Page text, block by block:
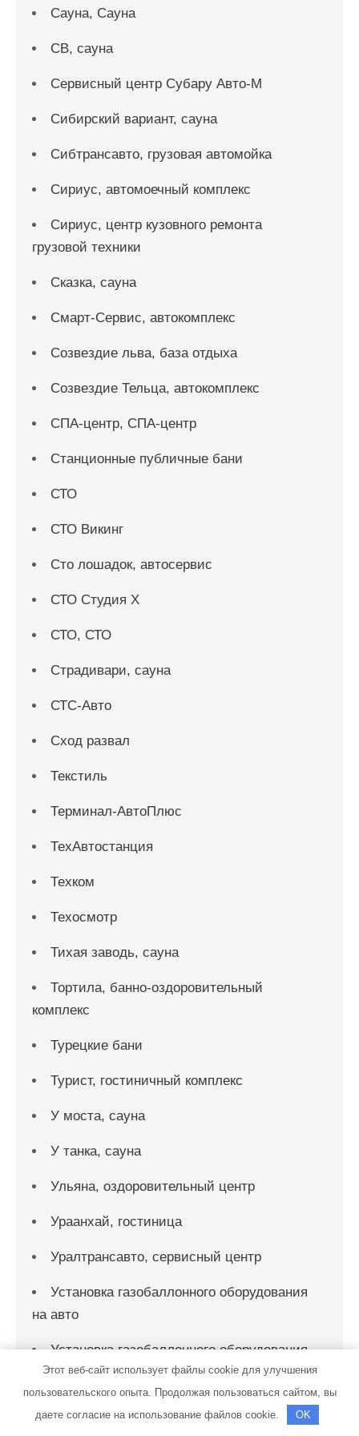
Сауна, Сауна
СВ, сауна
Сервисный центр Субару Авто-М
Сибирский вариант, сауна
Сибтрансавто, грузовая автомойка
Сириус, автомоечный комплекс
Сириус, центр кузовного ремонта
грузовой техники
Сказка, сауна
Смарт-Сервис, автокомплекс
Созвездие льва, база отдыха
Созвездие Тельца, автокомплекс
СПА-центр, СПА-центр
Станционные публичные бани
СТО
СТО Викинг
Сто лошадок, автосервис
СТО Студия Х
СТО, СТО
Страдивари, сауна
СТС-Авто
Сход развал
Текстиль
Терминал-АвтоПлюс
ТехАвтостанция
Техком
Техосмотр
Тихая заводь, сауна
Тортила, банно-оздоровительный
комплекс
Турецкие бани
Турист, гостиничный комплекс
У моста, сауна
У танка, сауна
Ульяна, оздоровительный центр
Ураанхай, гостиница
Уралтрансавто, сервисный центр
Установка газобаллонного оборудования
на авто
Установка газобаллонного оборудования
на авто
Этот веб-сайт использует файлы cookie для улучшения
пользовательского опыта. Продолжая пользоваться сайтом, вы
даете согласие на использование файлов cookie.
OK